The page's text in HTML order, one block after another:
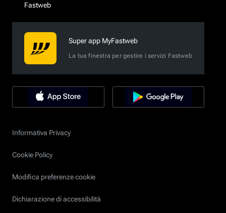
Fastweb
Super app MyFastweb
La tua finestra per gestire i servizi Fastweb
Informativa Privacy
Cookie Policy
Modifica preferenze cookie
Dichiarazione di accessibilità